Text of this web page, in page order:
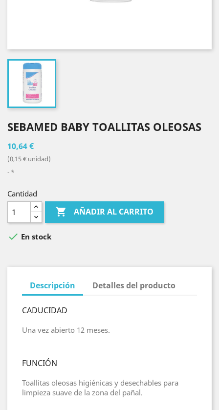
SEBAMED BABY TOALLITAS OLEOSAS
10,64 €
(0,15 € unidad)
*
Cantidad
 AÑADIR AL CARRITO
 En stock
Descripción Detalles del producto
CADUCIDAD
Una vez abierto 12 meses.
FUNCIÓN
Toallitas oleosas higiénicas y desechables para
limpieza suave de la zona del pañal.